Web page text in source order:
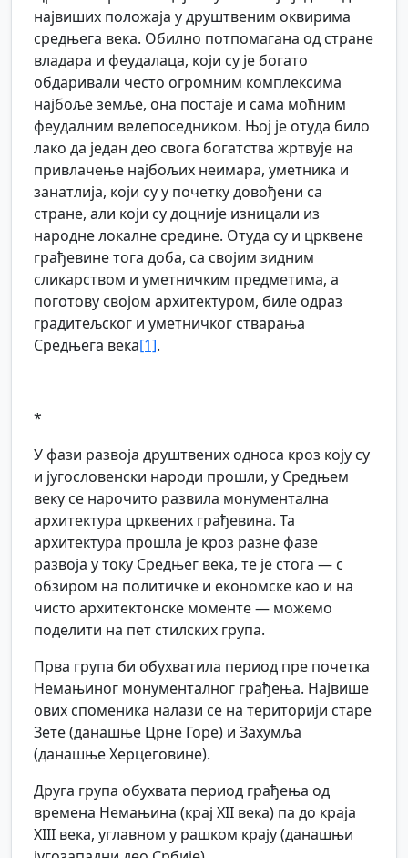
највиших положаја у друштвеним оквирима
средњега века. Обилно потпомагана од стране
владара и феудалаца, који су је богато
обдаривали често огромним комплексима
најбоље земље, она постаје и сама моћним
феудалним велепоседником. Њој је отуда било
лако да један део свога богатства жртвује на
привлачење најбољих неимара, уметника и
занатлија, који су у почетку довођени са
стране, али који су доцније изницали из
народне локалне средине. Отуда су и црквене
грађевине тога доба, са својим зидним
сликарством и уметничким предметима, а
поготову својом архитектуром, биле одраз
градитељског и уметничког стварања
Средњега века[1].
*
У фази развоја друштвених односа кроз коју су
и југословенски народи прошли, у Средњем
веку се нарочито развила монументална
архитектура црквених грађевина. Та
архитектура прошла је кроз разне фазе
развоја у току Средњег века, те је стога — с
обзиром на политичке и економске као и на
чисто архитектонске моменте — можемо
поделити на пет стилских група.
Прва група би обухватила период пре почетка
Немањиног монументалног грађења. Највише
ових споменика налази се на територији старе
Зете (данашње Црне Горе) и Захумља
(данашње Херцеговине).
Друга група обухвата период грађења од
времена Немањина (крај XII века) па до краја
XIII века, углавном у рашком крају (данашњи